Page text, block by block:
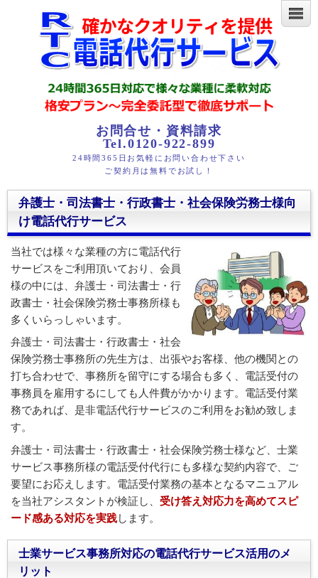
お問合せ・資料請求
Tel.0120-922-899
24時間365日お気軽にお問い合わせ下さい
ご契約月は無料でお試し！
弁護士・司法書士・行政書士・社会保険労務士様向
け電話代行サービス
当社では様々な業種の方に電話代行
サービスをご利用頂いており、会員
様の中には、弁護士・司法書士・行
政書士・社会保険労務士事務所様も
多くいらっしゃいます。
弁護士・司法書士・行政書士・社会
保険労務士事務所の先生方は、出張やお客様、他の機関との
打ち合わせで、事務所を留守にする場合も多く、電話受付の
事務員を雇用するにしても人件費がかかります。電話受付業
務であれば、是非電話代行サービスのご利用をお勧め致しま
す。
弁護士・司法書士・行政書士・社会保険労務士様など、士業
サービス事務所様の電話受付代行にも多様な契約内容で、ご
要望にお応えします。電話受付業務の基本となるマニュアル
を当社アシスタントが検証し、 受け答え対応力を高めてスピ
ード感ある対応を実践します。
士業サービス事務所対応の電話代行サービス活用のメ
リット